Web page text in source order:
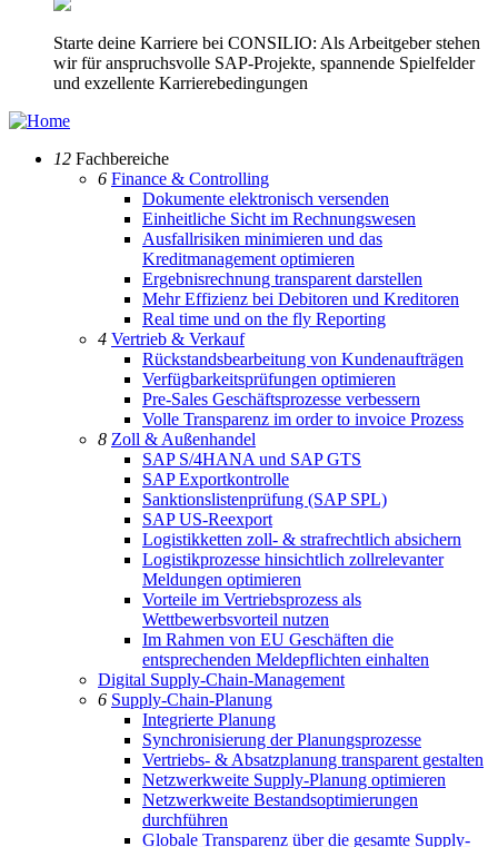
Starte deine Karriere bei CONSILIO: Als Arbeitgeber stehen
wir für anspruchsvolle SAP-Projekte, spannende Spielfelder
und exzellente Karrierebedingungen
12 Fachbereiche
6 Finance & Controlling
Dokumente elektronisch versenden
Einheitliche Sicht im Rechnungswesen
Ausfallrisiken minimieren und das
Kreditmanagement optimieren
Ergebnisrechnung transparent darstellen
Mehr Effizienz bei Debitoren und Kreditoren
Real time und on the fly Reporting
4 Vertrieb & Verkauf
Rückstandsbearbeitung von Kundenaufträgen
Verfügbarkeitsprüfungen optimieren
Pre-Sales Geschäftsprozesse verbessern
Volle Transparenz im order to invoice Prozess
8 Zoll & Außenhandel
SAP S/4HANA und SAP GTS
SAP Exportkontrolle
Sanktionslistenprüfung (SAP SPL)
SAP US-Reexport
Logistikketten zoll- & strafrechtlich absichern
Logistikprozesse hinsichtlich zollrelevanter
Meldungen optimieren
Vorteile im Vertriebsprozess als
Wettbewerbsvorteil nutzen
Im Rahmen von EU Geschäften die
entsprechenden Meldepflichten einhalten
Digital Supply-Chain-Management
6 Supply-Chain-Planung
Integrierte Planung
Synchronisierung der Planungsprozesse
Vertriebs- & Absatzplanung transparent gestalten
Netzwerkweite Supply-Planung optimieren
Netzwerkweite Bestandsoptimierungen
durchführen
Globale Transparenz über die gesamte Supply-